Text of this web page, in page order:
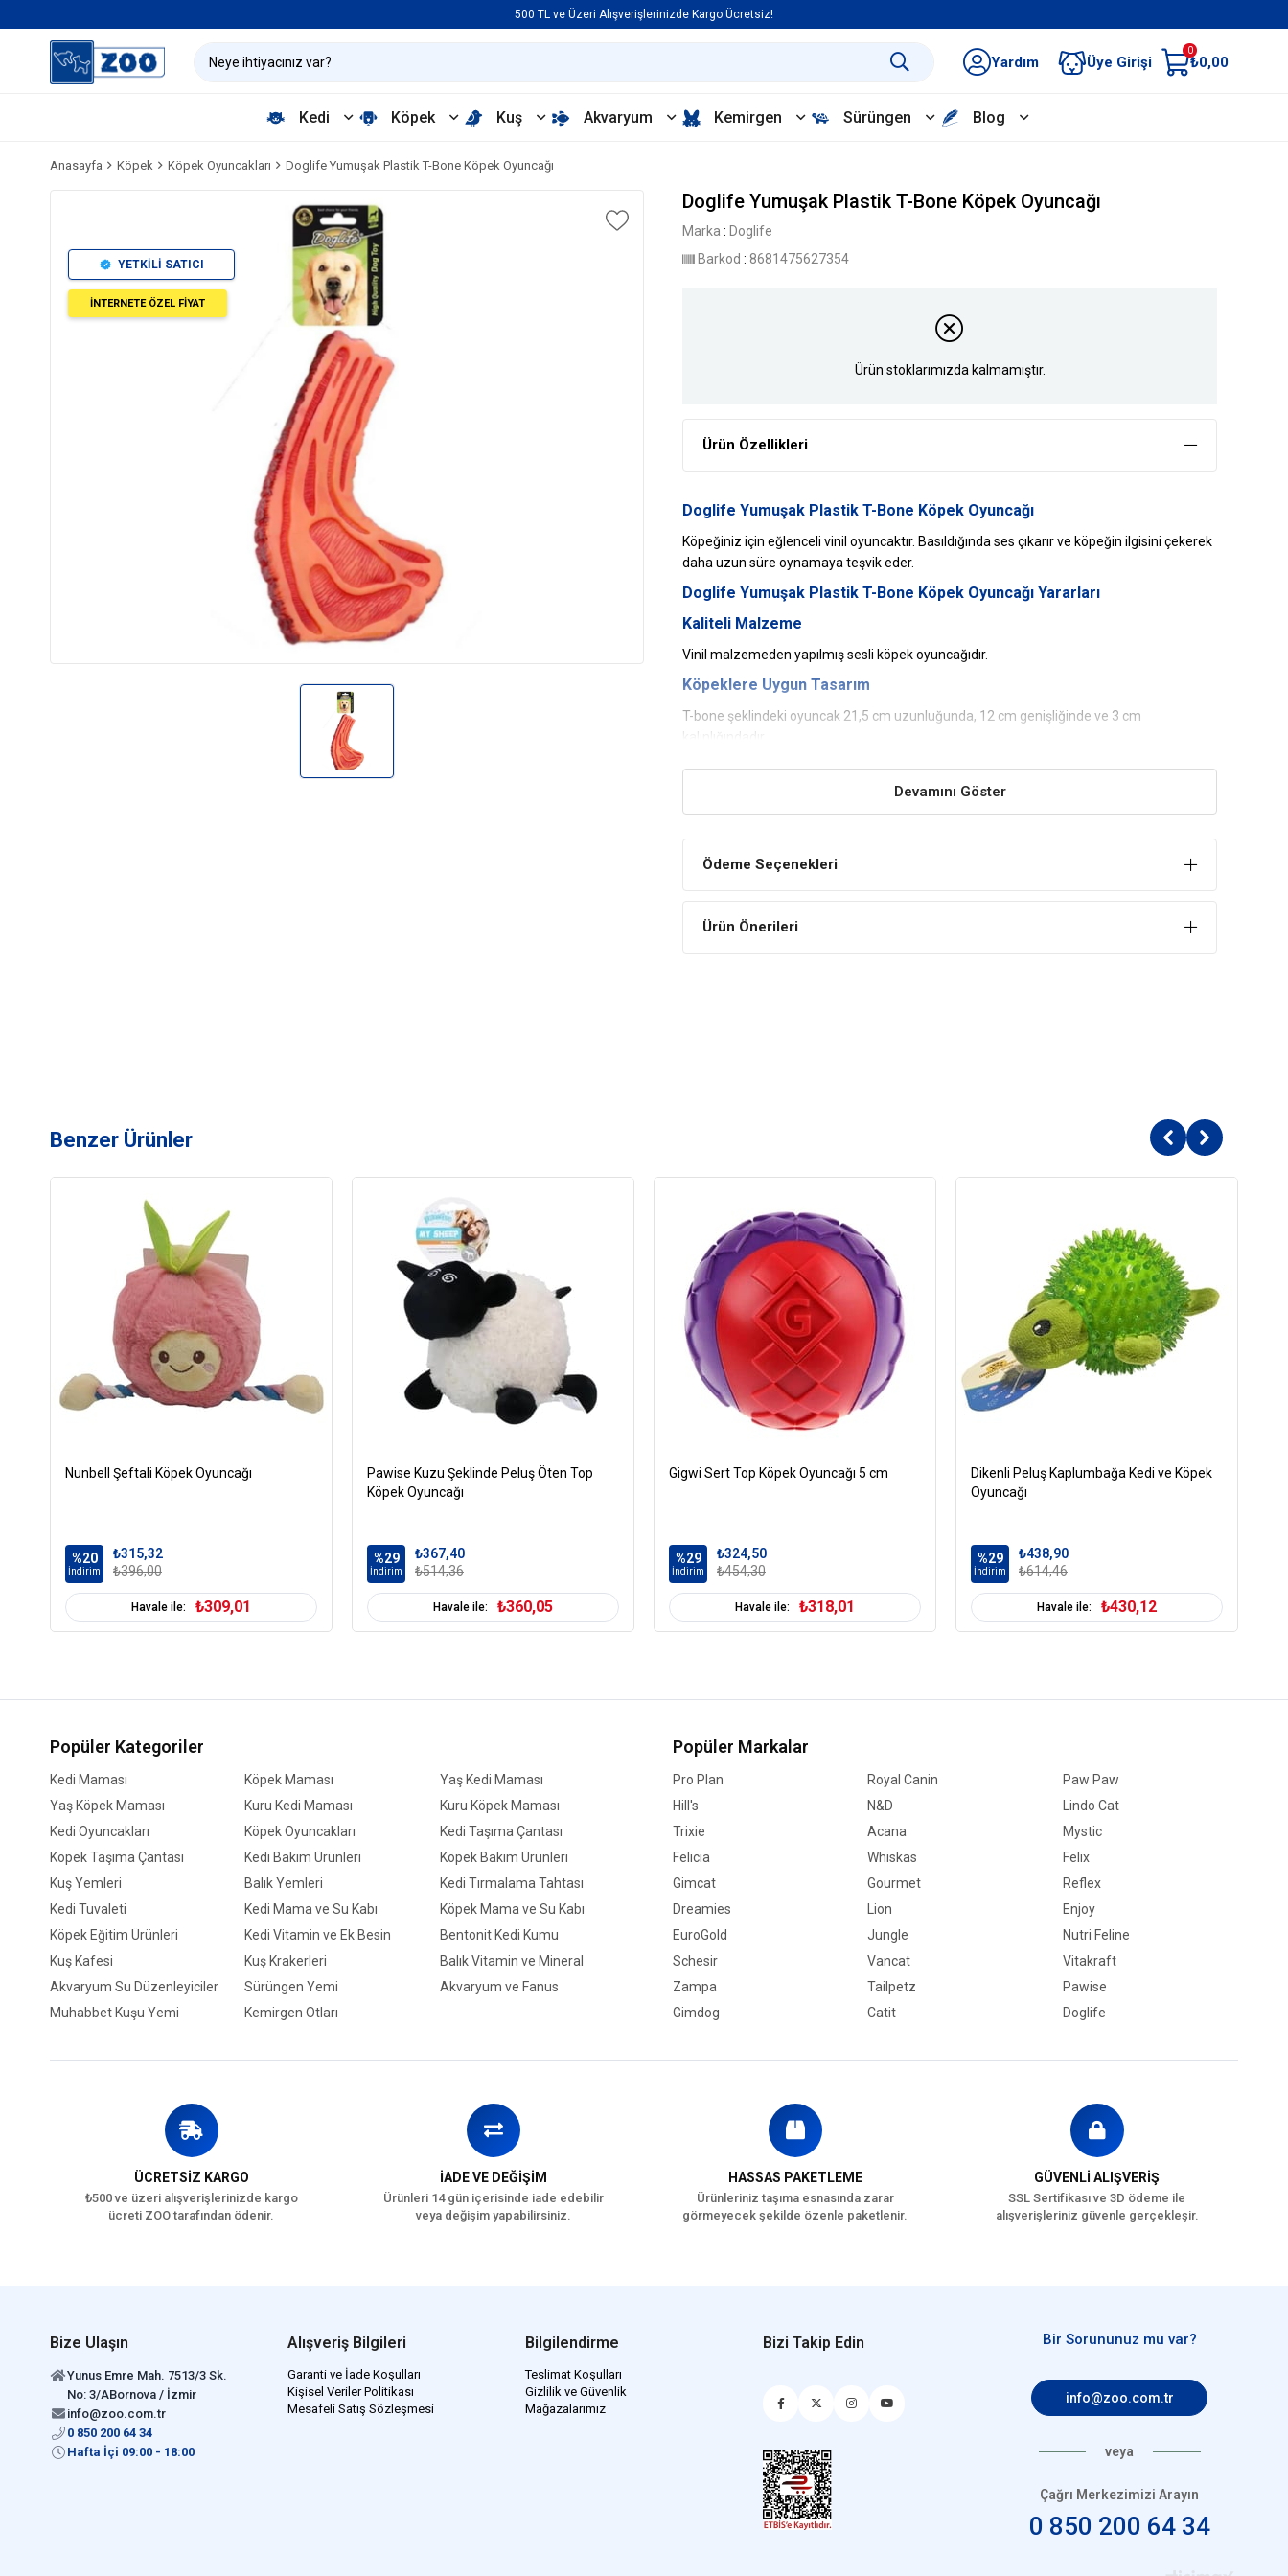
500 TL ve Üzeri Alışverişlerinizde Kargo Ücretsiz!
Yardım Üye Girişi
0
₺0,00
Kedi Köpek Kuş Akvaryum Kemirgen Sürüngen Blog
Anasayfa Köpek Köpek Oyuncakları Doglife Yumuşak Plastik T-Bone Köpek Oyuncağı
YETKİLİ SATICI
İNTERNETE ÖZEL FİYAT
Doglife Yumuşak Plastik T-Bone Köpek Oyuncağı
Marka : Doglife
Barkod : 8681475627354
Ürün stoklarımızda kalmamıştır.
Ürün Özellikleri
Doglife Yumuşak Plastik T-Bone Köpek Oyuncağı
Köpeğiniz için eğlenceli vinil oyuncaktır. Basıldığında ses çıkarır ve köpeğin ilgisini çekerek
daha uzun süre oynamaya teşvik eder.
Doglife Yumuşak Plastik T-Bone Köpek Oyuncağı Yararları
Kaliteli Malzeme
Vinil malzemeden yapılmış sesli köpek oyuncağıdır.
Köpeklere Uygun Tasarım
T-bone şeklindeki oyuncak 21,5 cm uzunluğunda, 12 cm genişliğinde ve 3 cm
kalınlığındadır.
Devamını Göster
Ödeme Seçenekleri
Ürün Önerileri
Benzer Ürünler
Nunbell Şeftali Köpek Oyuncağı
%20
İndirim
₺315,32
₺396,00
Havale ile: ₺309,01
Pawise Kuzu Şeklinde Peluş Öten Top
Köpek Oyuncağı
%29
İndirim
₺367,40
₺514,36
Havale ile: ₺360,05
Gigwi Sert Top Köpek Oyuncağı 5 cm
%29
İndirim
₺324,50
₺454,30
Havale ile: ₺318,01
Dikenli Peluş Kaplumbağa Kedi ve Köpek
Oyuncağı
%29
İndirim
₺438,90
₺614,46
Havale ile: ₺430,12
Popüler Kategoriler
Kedi Maması Köpek Maması
Yaş Kedi Maması
Yaş Köpek Maması
Kuru Kedi Maması
Kuru Köpek Maması
Kedi Oyuncakları
Köpek Oyuncakları
Kedi Taşıma Çantası
Köpek Taşıma Çantası
Kedi Bakım Ürünleri
Köpek Bakım Ürünleri
Kuş Yemleri
Balık Yemleri
Kedi Tırmalama Tahtası
Kedi Tuvaleti
Kedi Mama ve Su Kabı
Köpek Mama ve Su Kabı
Köpek Eğitim Ürünleri
Kedi Vitamin ve Ek Besin
Bentonit Kedi Kumu
Kuş Kafesi
Kuş Krakerleri
Balık Vitamin ve Mineral
Akvaryum Su Düzenleyiciler
Sürüngen Yemi
Akvaryum ve Fanus
Muhabbet Kuşu Yemi
Kemirgen Otları
Popüler Markalar
Pro Plan Royal Canin
Paw Paw
Hill's
N&D
Lindo Cat
Trixie
Acana
Mystic
Felicia
Whiskas
Felix
Gimcat
Gourmet
Reflex
Dreamies
Lion
Enjoy
EuroGold
Jungle
Nutri Feline
Schesir
Vancat
Vitakraft
Zampa
Tailpetz
Pawise
Gimdog
Catit Doglife
ÜCRETSİZ KARGO
₺500 ve üzeri alışverişlerinizde kargo
ücreti ZOO tarafından ödenir.
İADE VE DEĞİŞİM
Ürünleri 14 gün içerisinde iade edebilir
veya değişim yapabilirsiniz.
HASSAS PAKETLEME
Ürünleriniz taşıma esnasında zarar
görmeyecek şekilde özenle paketlenir.
GÜVENLİ ALIŞVERİŞ
SSL Sertifikası ve 3D ödeme ile
alışverişleriniz güvenle gerçekleşir.
Bize Ulaşın
Yunus Emre Mah. 7513/3 Sk.
No: 3/ABornova / İzmir
info@zoo.com.tr
0 850 200 64 34
Hafta İçi 09:00 - 18:00
Alışveriş Bilgileri
Garanti ve İade Koşulları
Kişisel Veriler Politikası
Mesafeli Satış Sözleşmesi
Bilgilendirme
Teslimat Koşulları
Gizlilik ve Güvenlik
Mağazalarımız
Bizi Takip Edin Bir Sorununuz mu var?
info@zoo.com.tr
veya
Çağrı Merkezimizi Arayın
0 850 200 64 34